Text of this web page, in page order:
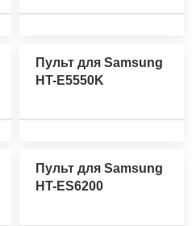
Пульт для Samsung
HT-E5550K
Пульт для Samsung
HT-ES6200